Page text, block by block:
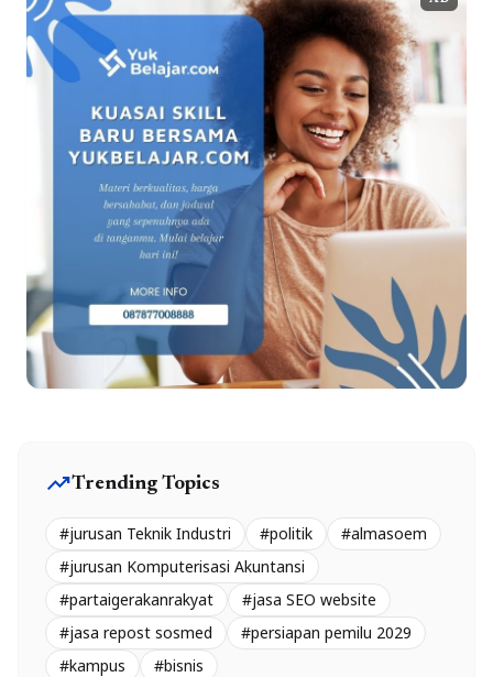
trending_upTrending Topics
#jurusan Teknik Industri #politik
#almasoem
#jurusan Komputerisasi Akuntansi
#partaigerakanrakyat
#jasa SEO website
#jasa repost sosmed
#persiapan pemilu 2029
#kampus
#bisnis